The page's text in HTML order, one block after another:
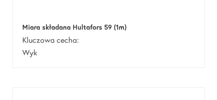
Miara składana Hultafors 59 (1m)
Kluczowa cecha:
Wyk